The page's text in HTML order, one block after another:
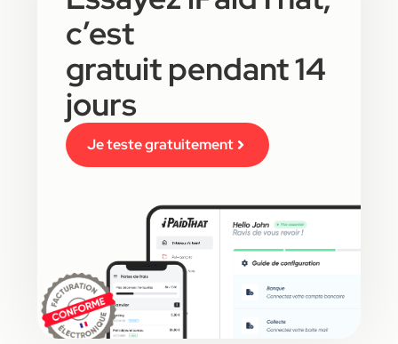
c’est
gratuit pendant 14
jours
Je teste gratuitement